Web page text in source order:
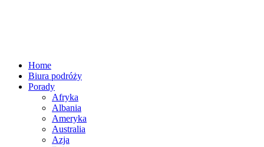
Home
Biura podróży
Porady
Afryka
Albania
Ameryka
Australia
Azja